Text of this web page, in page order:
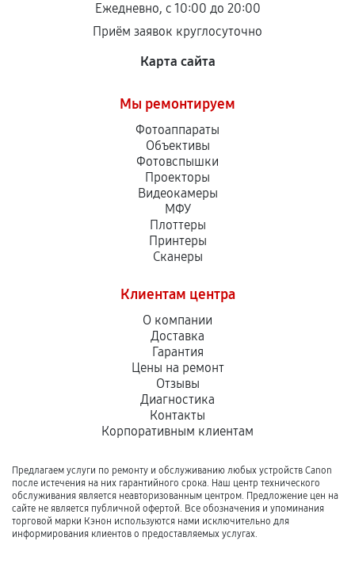
Ежедневно, с 10:00 до 20:00
Приём заявок круглосуточно
Карта сайта
Мы ремонтируем
Фотоаппараты
Объективы
Фотовспышки
Проекторы
Видеокамеры
МФУ
Плоттеры
Принтеры
Сканеры
Клиентам центра
О компании
Доставка
Гарантия
Цены на ремонт
Отзывы
Диагностика
Контакты
Корпоративным клиентам
Предлагаем услуги по ремонту и обслуживанию любых устройств Canon
после истечения на них гарантийного срока. Наш центр технического
обслуживания является неавторизованным центром. Предложение цен на
сайте не является публичной офертой. Все обозначения и упоминания
торговой марки Кэнон используются нами исключительно для
информирования клиентов о предоставляемых услугах.